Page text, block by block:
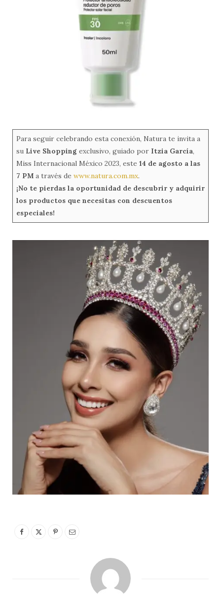
Para seguir celebrando esta conexión, Natura te invita a
su Live Shopping exclusivo, guiado por Itzia García,
Miss Internacional México 2023, este 14 de agosto a las
7 PM a través de www.natura.com.mx.
¡No te pierdas la oportunidad de descubrir y adquirir
los productos que necesitas con descuentos
especiales!